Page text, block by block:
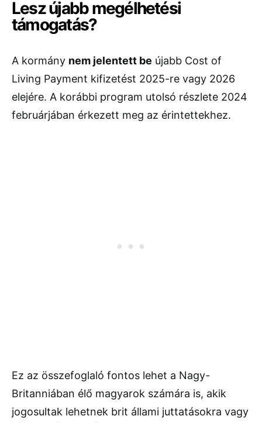
Lesz újabb megélhetési
támogatás?
A kormány nem jelentett be újabb Cost of
Living Payment kifizetést 2025-re vagy 2026
elejére. A korábbi program utolsó részlete 2024
februárjában érkezett meg az érintettekhez.
Ez az összefoglaló fontos lehet a Nagy-
Britanniában élő magyarok számára is, akik
jogosultak lehetnek brit állami juttatásokra vagy